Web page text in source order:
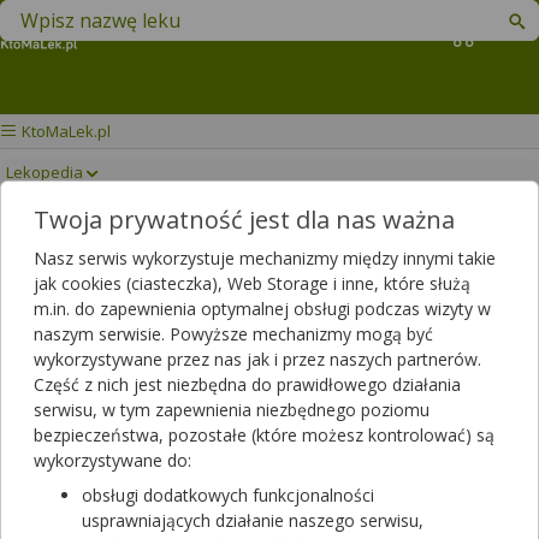
Koszyk
Znajdź lek w swojej okolicy
KtoMaLek.pl
Lekopedia
GARDAN Drukuj/Zapisz
Gardan (Re-Algin)
Twoja prywatność jest dla nas ważna
Nasz serwis wykorzystuje mechanizmy między innymi takie
jak cookies (ciasteczka), Web Storage i inne, które służą
m.in. do zapewnienia optymalnej obsługi podczas wizyty w
naszym serwisie. Powyższe mechanizmy mogą być
wykorzystywane przez nas jak i przez naszych partnerów.
Część z nich jest niezbędna do prawidłowego działania
serwisu, w tym zapewnienia niezbędnego poziomu
bezpieczeństwa, pozostałe (które możesz kontrolować) są
wykorzystywane do:
obsługi dodatkowych funkcjonalności
usprawniających działanie naszego serwisu,